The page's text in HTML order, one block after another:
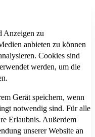
Anzeigen zu
anbieten zu können
Cookies sind
werden, um die
Gerät speichern, wenn
notwendig sind. Für alle
Erlaubnis. Außerdem
unserer Website an